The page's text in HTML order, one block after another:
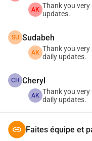
Des tests
pour évaluer l'état de
Zoli est maintenant
traitement, comprenant :
- Liquides IV (sérum)
- Complexe de vitamines
- Allopurinol
jours) essentiel pour sa
AK Thank you
updates.
SU Sudabeh
AK Thank you
daily updates.
CH Cheryl
AK Thank you
daily updates.
Faites équipe et